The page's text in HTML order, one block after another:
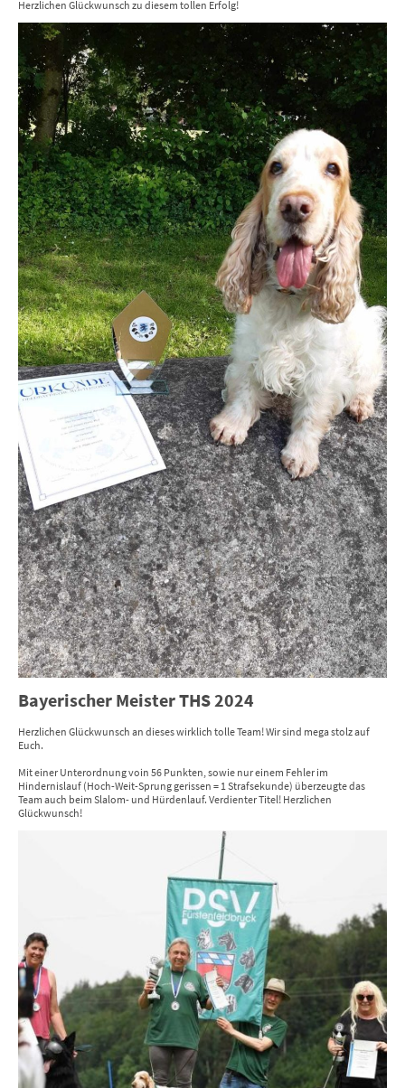
Herzlichen Glückwunsch zu diesem tollen Erfolg!
Bayerischer Meister THS 2024
Herzlichen Glückwunsch an dieses wirklich tolle Team! Wir sind mega stolz auf
Euch.
Mit einer Unterordnung voin 56 Punkten, sowie nur einem Fehler im
Hindernislauf (Hoch-Weit-Sprung gerissen = 1 Strafsekunde) überzeugte das
Team auch beim Slalom- und Hürdenlauf. Verdienter Titel! Herzlichen
Glückwunsch!